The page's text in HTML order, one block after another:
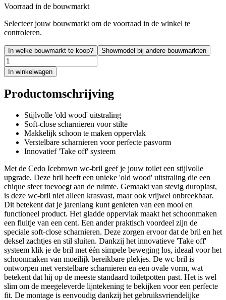
Voorraad in de bouwmarkt
Selecteer jouw bouwmarkt om de voorraad in de winkel te
controleren.
In welke bouwmarkt te koop? Showmodel bij andere bouwmarkten
In winkelwagen
Productomschrijving
Stijlvolle 'old wood' uitstraling
Soft-close scharnieren voor stilte
Makkelijk schoon te maken oppervlak
Verstelbare scharnieren voor perfecte pasvorm
Innovatief 'Take off' systeem
Met de Cedo Icebrown wc-bril geef je jouw toilet een stijlvolle
upgrade. Deze bril heeft een unieke 'old wood' uitstraling die een
chique sfeer toevoegt aan de ruimte. Gemaakt van stevig duroplast,
is deze wc-bril niet alleen krasvast, maar ook vrijwel onbreekbaar.
Dit betekent dat je jarenlang kunt genieten van een mooi en
functioneel product. Het gladde oppervlak maakt het schoonmaken
een fluitje van een cent. Een ander praktisch voordeel zijn de
speciale soft-close scharnieren. Deze zorgen ervoor dat de bril en het
deksel zachtjes en stil sluiten. Dankzij het innovatieve 'Take off'
systeem klik je de bril met één simpele beweging los, ideaal voor het
schoonmaken van moeilijk bereikbare plekjes. De wc-bril is
ontworpen met verstelbare scharnieren en een ovale vorm, wat
betekent dat hij op de meeste standaard toiletpotten past. Het is wel
slim om de meegeleverde lijntekening te bekijken voor een perfecte
fit. De montage is eenvoudig dankzij het gebruiksvriendelijke